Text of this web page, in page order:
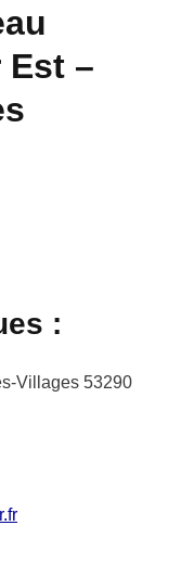
–
fenêtrefenêtre
In - nouvelle
par email - nouvelle
:
Villages 53290